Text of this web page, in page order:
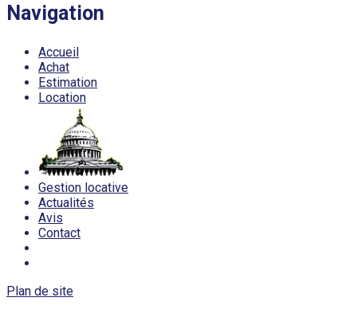
Navigation
Accueil
Achat
Estimation
Location
Gestion locative
Actualités
Avis
Contact
Plan de site